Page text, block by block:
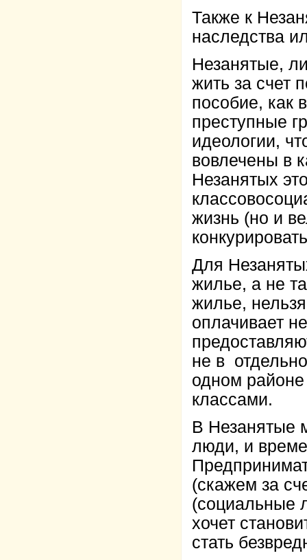
Также к
наследства
Незанятые,
жить за счет
пособие, как
преступные
идеологии,
вовлечены в
Незанятых
жизнь (но и
Для
жилье, а не
жилье,
оплачивает
не в
одном
классами.
В Незанятые
люди, и
(скажем за
(социальные
хочет
стать